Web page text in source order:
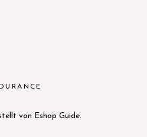
von Eshop Guide.